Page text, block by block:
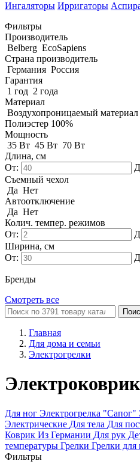
Ингаляторы Ирригаторы
Фильтры
Производитель
Belberg EcoSapiens
Страна производитель
Германия Россия
Гарантия
1 год 2 года
Материал
Воздухопроницаемый материал
Полиэстер 100%
Мощность
35 Вт 45 Вт 70 Вт
Длина, см
От:
Съемный чехол
Да Нет
Автоотключение
Да Нет
Колич. темпер. режимов
От:
Ширина, см
От:
Бренды
Смотреть все
Главная
Для дома и семьи
Электрогрелки
Электроковрик
Для ног Электрогрелка "Сапог"
Электрические Для тела Для
Коврик Из Германии Для рук
температуры Грелки Грелки для
Фильтры